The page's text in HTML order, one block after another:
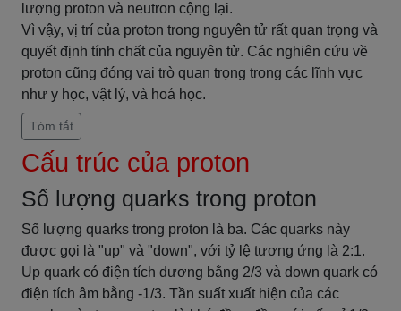
lượng proton và neutron cộng lại.
Vì vậy, vị trí của proton trong nguyên tử rất quan trọng và
quyết định tính chất của nguyên tử. Các nghiên cứu về
proton cũng đóng vai trò quan trọng trong các lĩnh vực
như y học, vật lý, và hoá học.
Tóm tắt
Cấu trúc của proton
Số lượng quarks trong proton
Số lượng quarks trong proton là ba. Các quarks này
được gọi là "up" và "down", với tỷ lệ tương ứng là 2:1.
Up quark có điện tích dương bằng 2/3 và down quark có
điện tích âm bằng -1/3. Tần suất xuất hiện của các